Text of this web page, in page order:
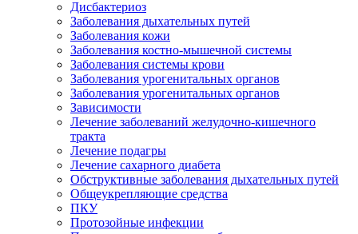
Дисбактериоз
Заболевания дыхательных путей
Заболевания кожи
Заболевания костно-мышечной системы
Заболевания системы крови
Заболевания урогенитальных органов
Заболевания урогенитальных органов
Зависимости
Лечение заболеваний желудочно-кишечного
тракта
Лечение подагры
Лечение сахарного диабета
Обструктивные заболевания дыхательных путей
Общеукрепляющие средства
ПКУ
Протозойные инфекции